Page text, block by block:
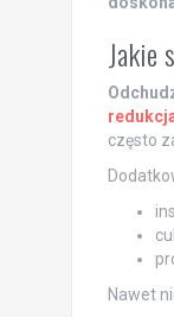
Jakie
często
Nawet